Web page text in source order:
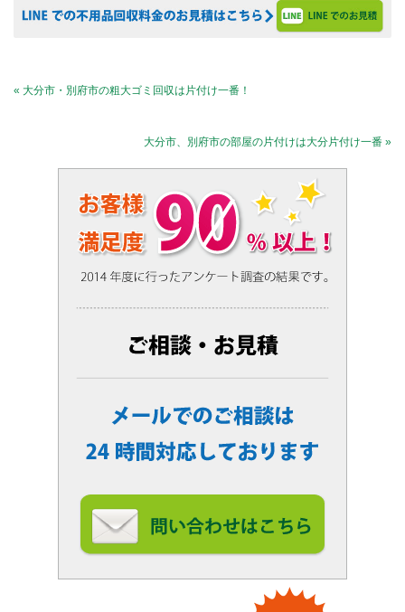
« 大分市・別府市の粗大ゴミ回収は片付け一番！
大分市、別府市の部屋の片付けは大分片付け一番 »